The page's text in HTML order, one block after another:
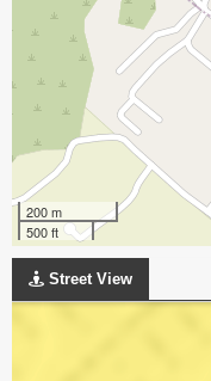
200 m
500 ft
Street View